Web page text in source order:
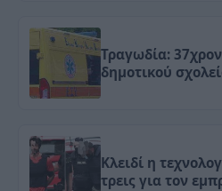
Τραγωδία:
δημοτικού
Κλειδί η
τρεις για τον